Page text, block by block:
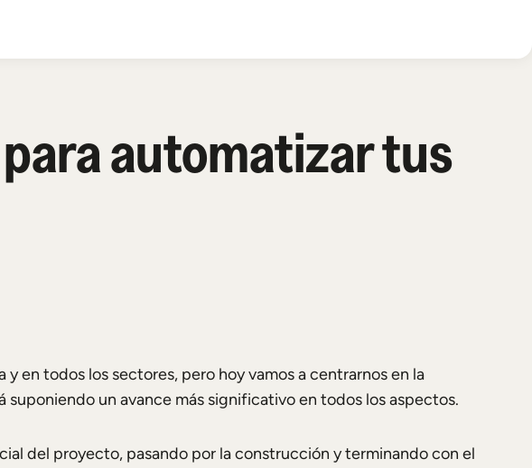
automatizar tus
en todos los sectores, pero hoy vamos a centrarnos en la
un avance más significativo en todos los aspectos.
del proyecto, pasando por la construcción y terminando con el